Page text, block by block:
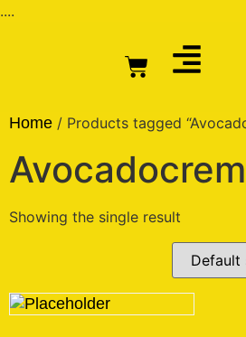
....
Home / Products tagged
Showing the single result